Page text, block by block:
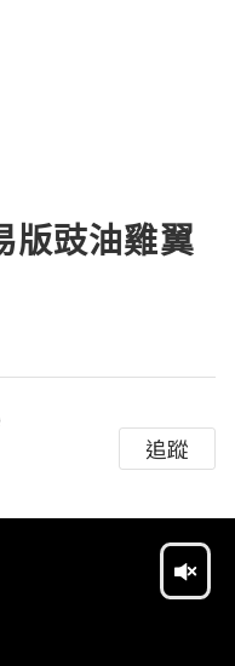
版豉油雞翼
追蹤